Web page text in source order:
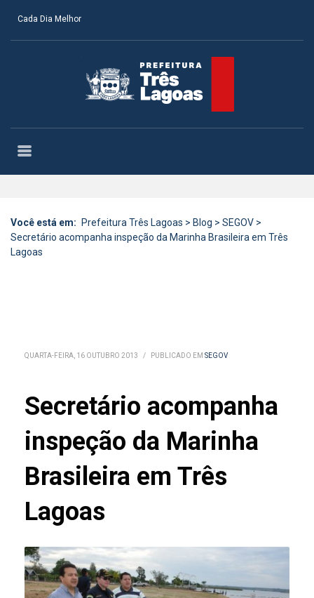
Cada Dia Melhor
Você está em: Prefeitura Três Lagoas > Blog > SEGOV >
Secretário acompanha inspeção da Marinha Brasileira em Três
Lagoas
QUARTA-FEIRA, 16 OUTUBRO 2013 / PUBLICADO EM SEGOV
Secretário acompanha
inspeção da Marinha
Brasileira em Três
Lagoas